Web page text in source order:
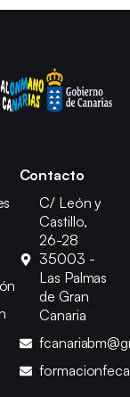
Contacto
C/ León y
Castillo,
26-28
35003 -
Las Palmas
de Gran
Canaria